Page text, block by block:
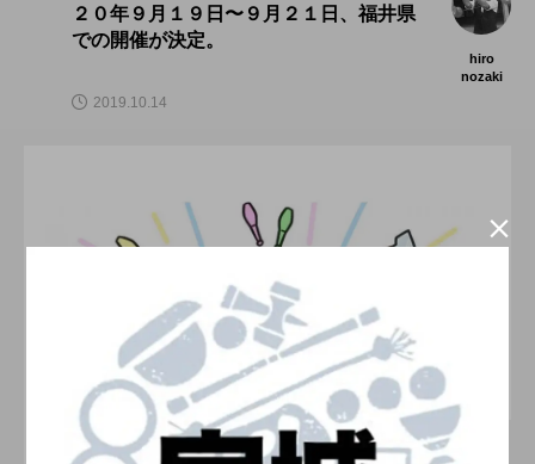
２０年９月１９日〜９月２１日、福井県
での開催が決定。
hiro
nozaki
2019.10.14
大阪のイベント
